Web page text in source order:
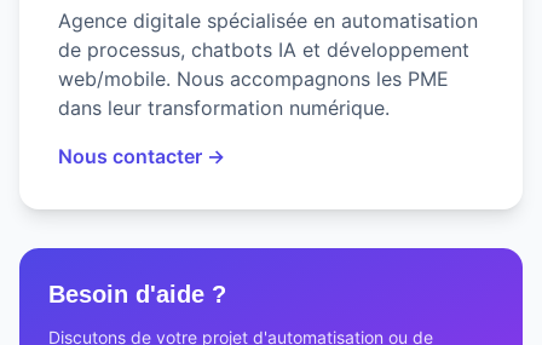
Agence digitale spécialisée en automatisation
de processus, chatbots IA et développement
web/mobile. Nous accompagnons les PME
dans leur transformation numérique.
Nous contacter →
Besoin d'aide ?
Discutons de votre projet d'automatisation ou de